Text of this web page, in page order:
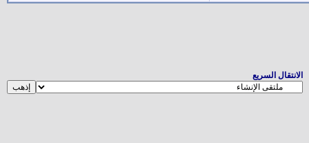
الانتقال السريع